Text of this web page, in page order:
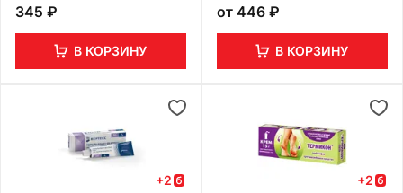
345 ₽
В КОРЗИНУ
от 446 ₽
В КОРЗИНУ
+2
+2